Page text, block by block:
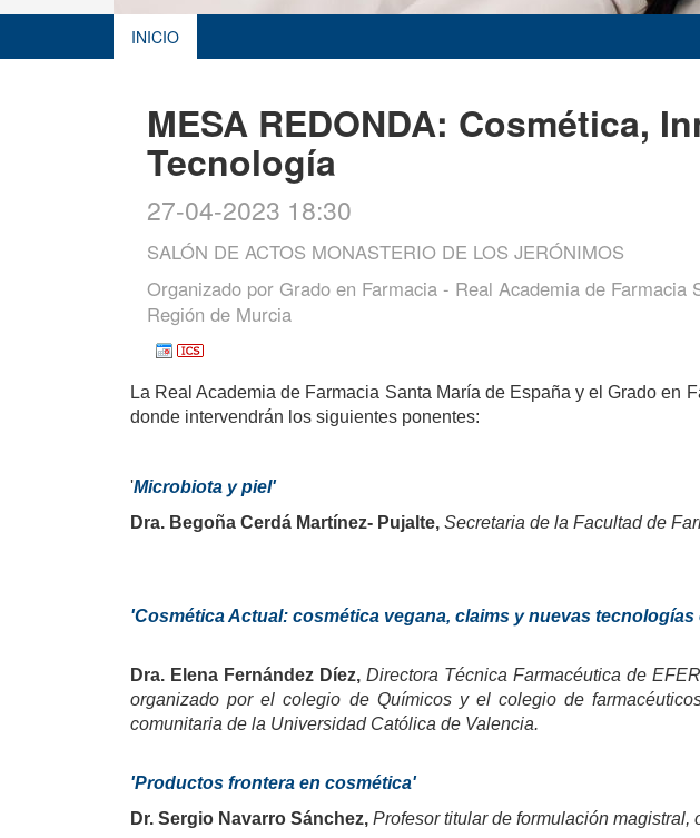
INICIO
MESA REDONDA: Cosmética,
Tecnología
27-04-2023 18:30
SALÓN DE ACTOS MONASTERIO DE LOS JERÓNIMOS
Organizado por Grado en Farmacia - Real Academia de Farmacia
Región de Murcia
La Real Academia de Farmacia Santa María de España y el Grado
donde intervendrán los siguientes ponentes:
'Microbiota y piel'
Dra. Begoña Cerdá Martínez- Pujalte, Secretaria de la Facultad de
'Cosmética Actual: cosmética vegana, claims y nuevas
Dra. Elena Fernández Díez, Directora Técnica Farmacéutica de
organizado por el colegio de Químicos y el colegio de
comunitaria de la Universidad Católica de Valencia.
'Productos frontera en cosmética'
Dr. Sergio Navarro Sánchez, Profesor titular de formulación